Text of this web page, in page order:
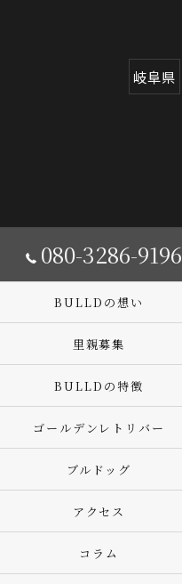
岐阜県
080-3286-9196
BULLDの想い
里親募集
BULLDの特徴
ゴールデンレトリバー
ブルドッグ
アクセス
コラム